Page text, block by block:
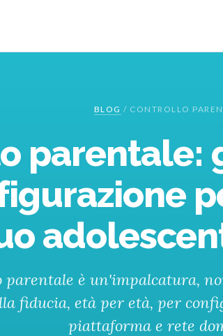
BLOG / CONTROLLO
parentale:
parentale è un'impalcatura,
fiducia, età per età, per
piattaforma e rete